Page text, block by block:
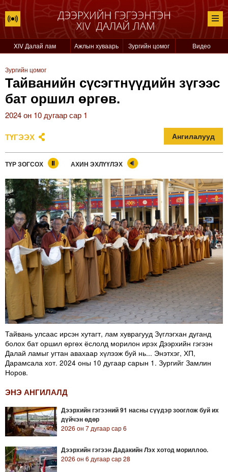
XIV Далай лам Ажлын хуваарь Зургийн цомог Видео
Зургийн цомог
Тайванийн сүсэгтнүүдийн зүгээс
бат оршил өргөв.
2024 он 10 дугаар сар 1
ТҮГЭЭХ Ангилалууд
ТҮР ЗОГСОХ АХИН ЭХЛҮҮЛЭХ
Тайвань улсаас ирсэн хутагт, лам хуврагууд Зүглэгхан дуганд
болох бат оршил өргөх ёслолд морилон ирэх Дээрхийн гэгээн
Далай ламыг угтан авахаар хүлээж буй нь... Энэтхэг, ХП,
Дарамсала хот. 2024 оны 10 дугаар сарын 1. Зургийг Замлин
Норов.
ЭНЭ АНГИЛАЛД
Дээрхийн гэгээний 91 насны сүүдэр зооглож буй их
дүйчэн өдөр
2026 он 7 дугаар сар 6
Дээрхийн гэгээн Дадакийн Лэх хотод мориллоо.
2026 он 6 дугаар сар 28